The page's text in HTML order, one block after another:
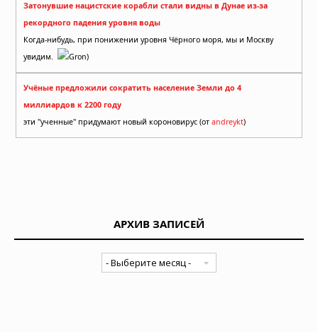
Затонувшие нацистские корабли стали видны в Дунае из-за
рекордного падения уровня воды
Когда-нибудь, при понижении уровня Чёрного моря, мы и Москву
увидим.
Gron)
Учёные предложили сократить население Земли до 4
миллиардов к 2200 году
эти "ученные" придумают новый короновирус (от andreykt)
АРХИВ ЗАПИСЕЙ